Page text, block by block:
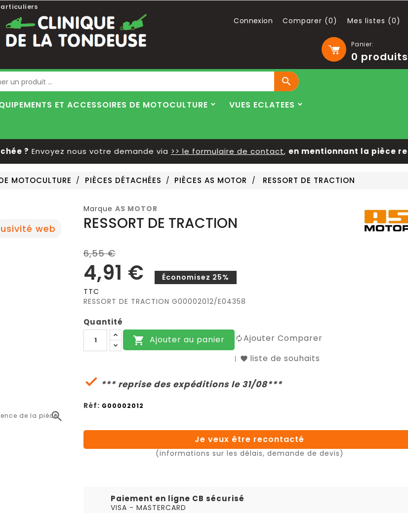
Panier:
0 produits
Connexion Comparer (0) Mes listes (0)
Blog

ET ACCESSOIRES DE MOTOCULTURE
VUES ECLATEES
?Envoyez nous votre demande via>> le formulaire de contact,en mentionnant la pièce
MOTOCULTURE PIÈCES DÉTACHÉES PIÈCES AS MOTOR RESSORT DE TRACTION
web

de la pièce
Marque AS MOTOR
RESSORT DE TRACTION
6,55 €
4,91 €
Économisez 25%
TTC
RESSORT DE TRACTION G00002012/E04358
Quantité
 Ajouter au panier
Ajouter Comparer
liste de souhaits
 *** reprise des expéditions le 31/08***
Réf: G00002012
Je veux être recontacté
(informations sur les délais, demande de devis)
Paiement en ligne CB sécurisé
VISA - MASTERCARD